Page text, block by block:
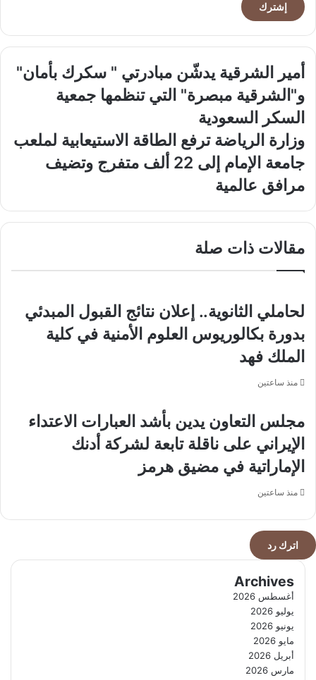
أمير
الشرقية
يدشّن
مبادرتي
"
سكرك
بأمان"
و"الشرقية
مبصرة"
السكر
أمير الشرقية يدشّن مبادرتي " سكرك بأمان"
و"الشرقية مبصرة" التي تنظمها جمعية
السكر السعودية
وزارة
الرياضة
ترفع
الطاقة
الاستيعابية
لملعب
جامعة
الإمام
إلى
22
وتضيف
عالمية
وزارة الرياضة ترفع الطاقة الاستيعابية لملعب
جامعة الإمام إلى 22 ألف متفرج وتضيف
مرافق عالمية
مقالات ذات صلة
لحاملي الثانوية.. إعلان نتائج القبول المبدئي
بدورة بكالوريوس العلوم الأمنية في كلية
الملك فهد
منذ ساعتين
مجلس التعاون يدين بأشد العبارات الاعتداء
الإيراني على ناقلة تابعة لشركة أدنك
الإماراتية في مضيق هرمز
منذ ساعتين
اترك رد
Archives
أغسطس 2026
يوليو 2026
يونيو 2026
مايو 2026
أبريل 2026
مارس 2026